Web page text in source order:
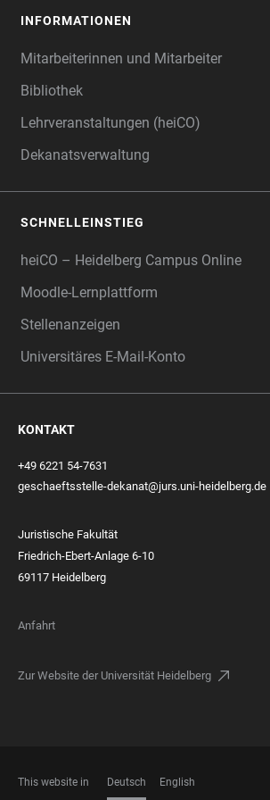
INFORMATIONEN
Mitarbeiterinnen und Mitarbeiter
Bibliothek
Lehrveranstaltungen (heiCO)
Dekanatsverwaltung
SCHNELLEINSTIEG
heiCO – Heidelberg Campus Online
Moodle-Lernplattform
Stellenanzeigen
Universitäres E-Mail-Konto
KONTAKT
+49 6221 54-7631
geschaeftsstelle-dekanat@jurs.uni-heidelberg.de
Juristische Fakultät
Friedrich-Ebert-Anlage 6-10
69117 Heidelberg
Anfahrt
Zur Website der Universität Heidelberg
This website in Deutsch English